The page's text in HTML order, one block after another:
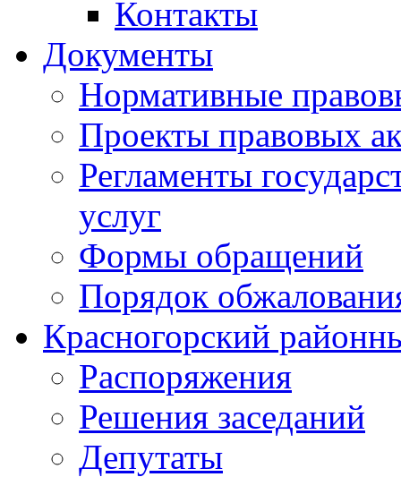
Контакты
Документы
Нормативные
Проекты правовых
Регламенты
услуг
Формы обращений
Порядок
Красногорский
Распоряжения
Решения заседаний
Депутаты